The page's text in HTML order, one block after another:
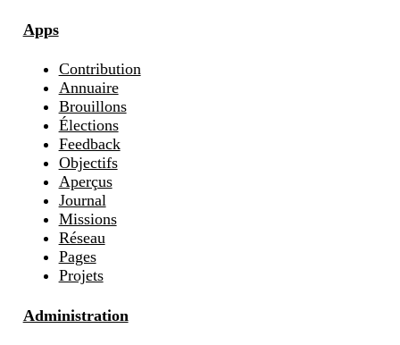
Apps
Contribution
Annuaire
Brouillons
Élections
Feedback
Objectifs
Aperçus
Journal
Missions
Réseau
Pages
Projets
Administration